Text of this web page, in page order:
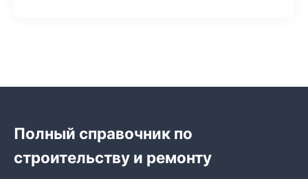
Полный справочник по
строительству и ремонту